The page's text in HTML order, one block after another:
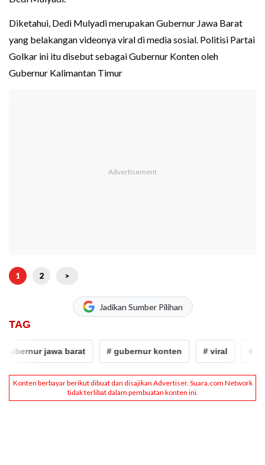
Diketahui, Dedi Mulyadi merupakan Gubernur Jawa Barat
yang belakangan videonya viral di media sosial. Politisi Partai
Golkar ini itu disebut sebagai Gubernur Konten oleh
Gubernur Kalimantan Timur
1 2 >
Jadikan Sumber Pilihan
TAG
jawa barat # gubernur konten # viral # video